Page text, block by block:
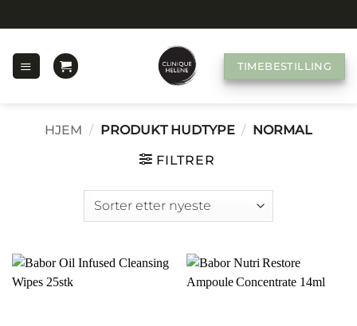
to
TIMEBESTILLING
HJEM / PRODUKT HUDTYPE / NORMAL
FILTRER